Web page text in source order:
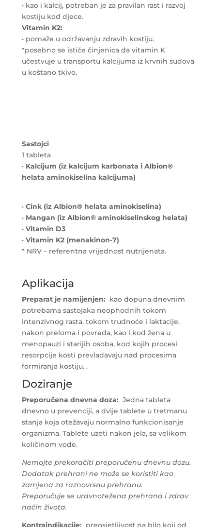
• kao i kalcij, potreban je za pravilan rast i razvoj
kostiju kod djece.
Vitamin K2:
• pomaže u održavanju zdravih kostiju.
*posebno se ističe činjenica da vitamin K
učestvuje u transportu kalcijuma iz krvnih sudova
u koštano tkivo.
Sastojci
1 tableta
• Kalcijum (iz kalcijum karbonata i Albion®
helata aminokiselina kalcijuma)
• Cink (iz Albion® helata aminokiselina)
• Mangan (iz Albion® aminokiselinskog helata)
• Vitamin D3
• Vitamin K2 (menakinon-7)
* NRV – referentna vrijednost nutrijenata.
Aplikacija
Preparat je namijenjen: kao dopuna dnevnim
potrebama sastojaka neophodnih tokom
intenzivnog rasta, tokom trudnoće i laktacije,
nakon preloma i povreda, kao i kod žena u
menopauzi i starijih osoba, kod kojih procesi
resorpcije kosti prevladavaju nad procesima
formiranja kostiju. .
Doziranje
Preporučena dnevna doza: Jedna tableta
dnevno u prevenciji, a dvije tablete u tretmanu
stanja koja otežavaju normalno funkcionisanje
organizma. Tablete uzeti nakon jela, sa velikom
količinom vode.
Nemojte prekoračiti preporučenu dnevnu dozu.
Dodatak prehrani ne može se koristiti kao
zamjena za raznovrsnu prehranu.
Preporučuje se uravnotežena prehrana i zdrav
način života.
Kontraindikacije: preosjetljivost na bilo koji od